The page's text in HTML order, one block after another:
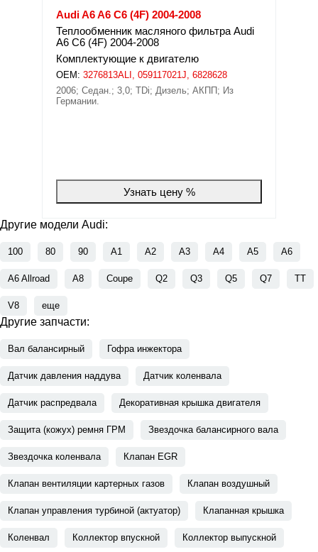
Audi A6 A6 C6 (4F) 2004-2008
Теплообменник масляного фильтра Audi
A6 C6 (4F) 2004-2008
Комплектующие к двигателю
OEM: 3276813ALI, 059117021J, 6828628
2006; Седан.; 3,0; TDi; Дизель; АКПП; Из
Германии.
Узнать цену %
Другие модели Audi:
100 80 90 A1 A2 A3 A4 A5 A6
A6 Allroad A8 Coupe Q2 Q3 Q5 Q7 TT
V8 еще
Другие запчасти:
Вал балансирный Гофра инжектора
Датчик давления наддува Датчик коленвала
Датчик распредвала Декоративная крышка двигателя
Защита (кожух) ремня ГРМ Звездочка балансирного вала
Звездочка коленвала Клапан EGR
Клапан вентиляции картерных газов Клапан воздушный
Клапан управления турбиной (актуатор) Клапанная крышка
Коленвал Коллектор впускной Коллектор выпускной